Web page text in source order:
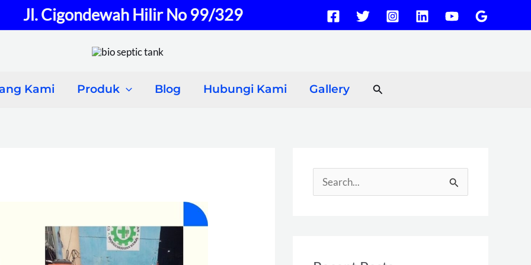
Jl. Cigondewah Hilir No 99/329
Kami Produk Blog Hubungi Kami Gallery Search